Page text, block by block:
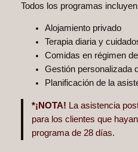
Todos los programas
Alojamiento privado
Terapia diaria y
Comidas en régimen
Gestión personalizada
Planificación de la
*¡NOTA! La asistencia
para los clientes que
programa de 28 días.